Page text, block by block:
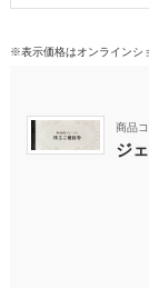
※表示価格はオンラインシ
商品
ジ